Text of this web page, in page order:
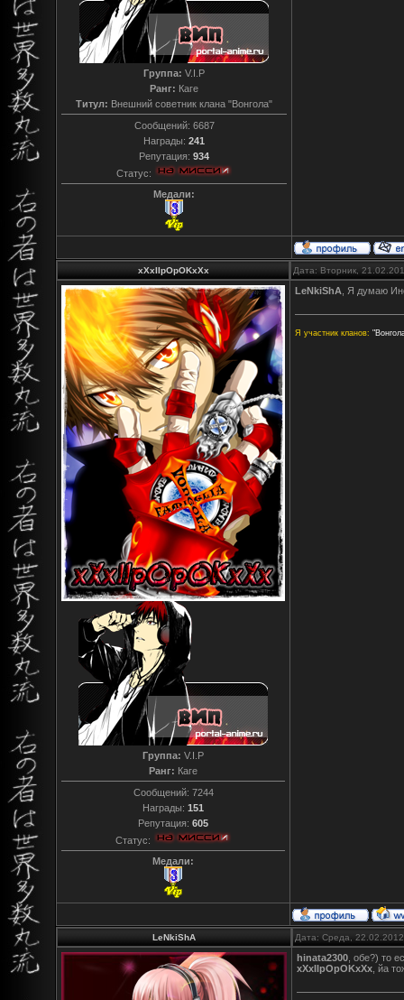
Группа: V.I.P
Ранг: Каге
Титул: Внешний советник клана "Вонгола"
Сообщений: 6687
Награды: 241
Репутация: 934
Статус:
Медали:
xXxIIpOpOKxXx Дата: Вторник,
Группа: V.I.P
Ранг: Каге
Сообщений: 7244
Награды: 151
Репутация: 605
Статус:
Медали:
LeNkiShA , Я думаю
Я участник кланов:
LeNkiShA Дата: Среда,
hinata2300 , обе?) то
xXxIIpOpOKxXx , йа